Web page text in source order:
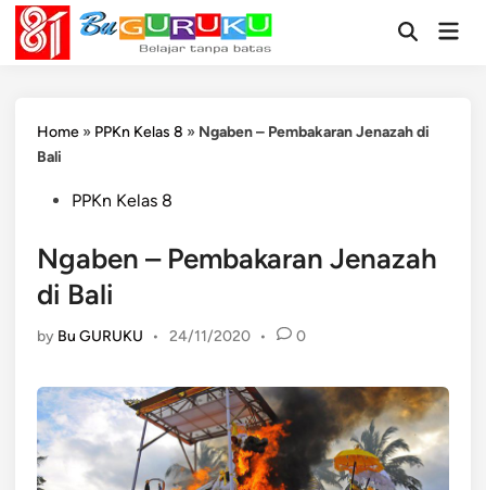
Skip
content
OpenMain
Home » PPKn Kelas 8 » Ngaben – Pembakaran Jenazah di
Bali
PostedPPKn Kelas 8
Ngaben – Pembakaran Jenazah
di Bali
by Bu GURUKU • 24/11/2020 • 0